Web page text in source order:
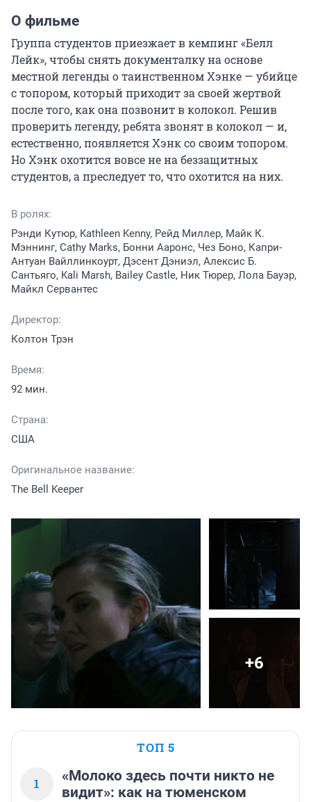
О фильме
Группа студентов приезжает в кемпинг «Белл
Лейк», чтобы снять документалку на основе
местной легенды о таинственном Хэнке — убийце
с топором, который приходит за своей жертвой
после того, как она позвонит в колокол. Решив
проверить легенду, ребята звонят в колокол — и,
естественно, появляется Хэнк со своим топором.
Но Хэнк охотится вовсе не на беззащитных
студентов, а преследует то, что охотится на них.
В ролях:
Рэнди Кутюр, Kathleen Kenny, Рейд Миллер, Майк К.
Мэннинг, Cathy Marks, Бонни Ааронс, Чез Боно, Капри-
Антуан Вайллинкоурт, Дэсент Дэниэл, Алексис Б.
Сантьяго, Kali Marsh, Bailey Castle, Ник Тюрер, Лола Бауэр,
Майкл Сервантес
Директор:
Колтон Трэн
Время:
92 мин.
Страна:
США
Оригинальное название:
The Bell Keeper
+6
ТОП 5
1
«Молоко здесь почти никто не
видит»: как на тюменском